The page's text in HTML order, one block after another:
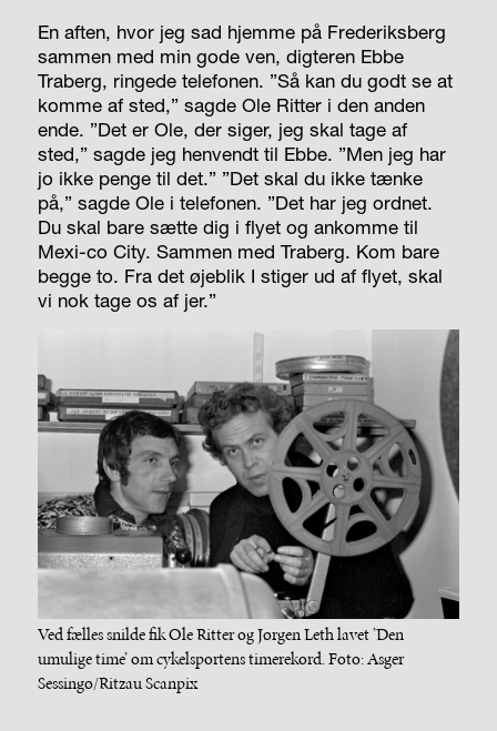
En aften, hvor jeg sad hjemme på Frederiksberg
sammen med min gode ven, digteren Ebbe
Traberg, ringede telefonen. ”Så kan du godt se at
komme af sted,” sagde Ole Ritter i den anden
ende. ”Det er Ole, der siger, jeg skal tage af
sted,” sagde jeg henvendt til Ebbe. ”Men jeg har
jo ikke penge til det.” ”Det skal du ikke tænke
på,” sagde Ole i telefonen. ”Det har jeg ordnet.
Du skal bare sætte dig i flyet og ankomme til
Mexi-co City. Sammen med Traberg. Kom bare
begge to. Fra det øjeblik I stiger ud af flyet, skal
vi nok tage os af jer.”
Ved fælles snilde fik Ole Ritter og Jørgen Leth lavet ’Den
umulige time’ om cykelsportens timerekord. Foto: Asger
Sessingø/Ritzau Scanpix